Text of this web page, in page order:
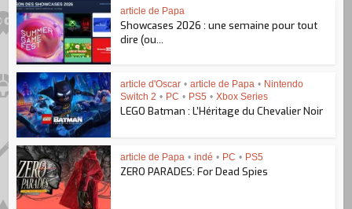
article de Papa
Showcases 2026 : une semaine pour tout
dire (ou...
article d'Oscar • article de Papa • Nintendo
Switch 2 • PC • PS5 • Xbox Series
LEGO Batman : L’Héritage du Chevalier Noir
article de Papa • indé • PC • PS5
ZERO PARADES: For Dead Spies